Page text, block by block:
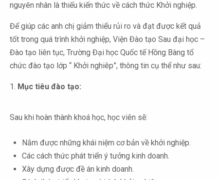
nguyên nhân là thiếu kiến thức về cách thức Khởi nghiệp.
Để giúp các anh chị giảm thiểu rủi ro và đạt được kết quả
tốt trong quá trình khởi nghiệp, Viện Đào tạo Sau đại học –
Đào tạo liên tục, Trường Đại học Quốc tế Hồng Bàng tổ
chức đào tạo lớp “ Khởi nghiêp”, thông tin cụ thể như sau:
1. Mục tiêu đào tạo:
Sau khi hoàn thành khoá học, học viên sẽ:
Nắm được những khái niệm cơ bản về khởi nghiệp.
Các cách thức phát triển ý tưởng kinh doanh.
Xây dựng được đề án kinh doanh.